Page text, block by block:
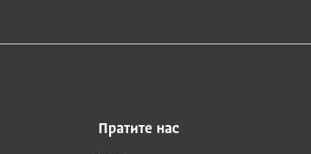
Пратите нас